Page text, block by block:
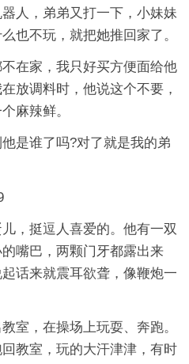
人，弟弟又打一下，小妹妹
也不玩，就把她推回家了。
在家，我只好买方便面给他
放调料时，他说这个不要，
麻辣鲜。
是谁了吗?对了就是我的弟
，挺逗人喜爱的。他有一双
嘴巴，两颗门牙都露出来
话来就震耳欲聋，像鞭炮一
室，在操场上玩耍、奔跑。
教室，玩的大汗津津，有时